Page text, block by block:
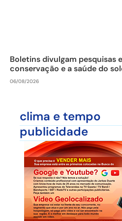
Boletins divulgam pesquisas
conservação e a saúde do
06/08/2026
clima e tempo
publicidade